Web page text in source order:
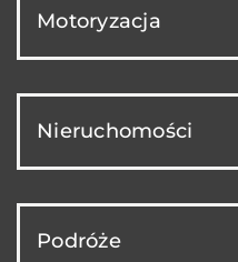
Motoryzacja
Nieruchomości
Podróże